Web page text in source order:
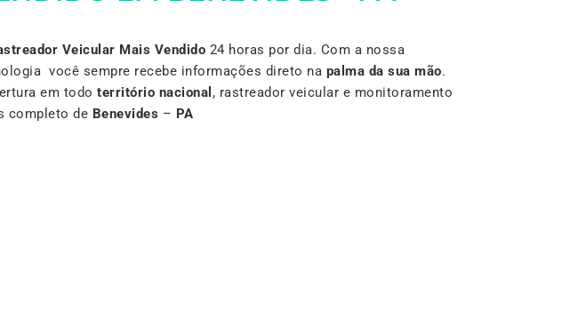
Veicular Mais Vendido 24 horas por dia. Com a nossa
você sempre recebe informações direto na palma da sua mão.
em todo território nacional , rastreador veicular e monitoramento
completo de Benevides – PA